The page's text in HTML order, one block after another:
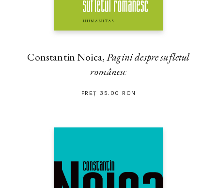
Constantin Noica,Pagini despre sufletul
românesc
PREȚ 35.00 RON